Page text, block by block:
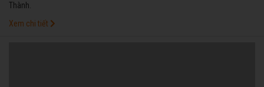
Thành.
Xem chi tiết